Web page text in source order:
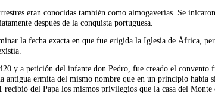
eran conocidas también como almogaverías. Se
después de la conquista portuguesa.
la fecha exacta en que fue erigida la Iglesia de África,
y a petición del infante don Pedro, fue creado el convento
antigua ermita del mismo nombre que en un principio había
del Papa los mismos privilegios que la casa del Monte